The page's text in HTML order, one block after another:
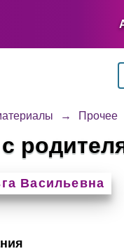
→ Прочее
Васильевна